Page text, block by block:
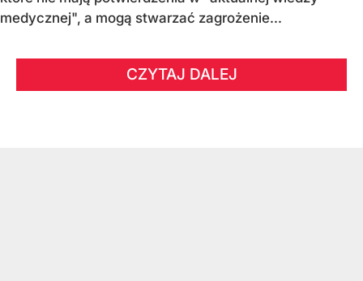
medycznej", a mogą stwarzać zagrożenie...
CZYTAJ DALEJ